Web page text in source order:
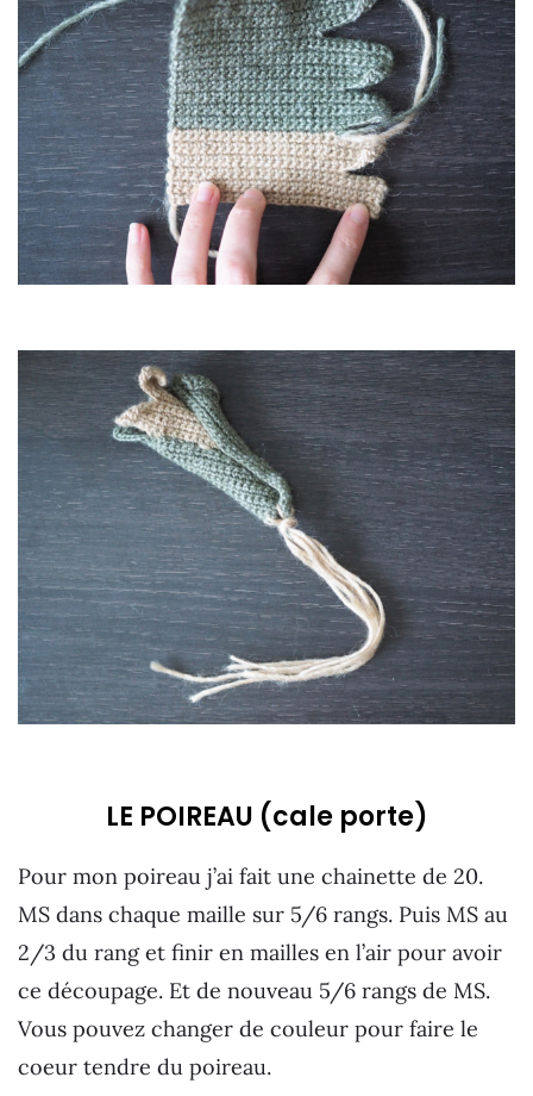
LE POIREAU (cale porte)
Pour mon poireau j’ai fait une chainette de 20.
MS dans chaque maille sur 5/6 rangs. Puis MS au
2/3 du rang et finir en mailles en l’air pour avoir
ce découpage. Et de nouveau 5/6 rangs de MS.
Vous pouvez changer de couleur pour faire le
coeur tendre du poireau.